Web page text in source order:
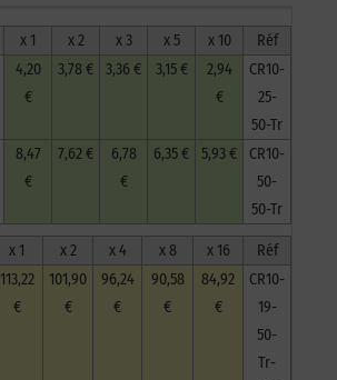
x 1 x 2 x 3 x 5 x 10
Réf
4,20
€
3,78 € 3,36 € 3,15 €
2,94
€
CR10-
25-
50-Tr
8,47
€
7,62 €
6,78
€
6,35 € 5,93 €
CR10-
50-
50-Tr
x 1 x 2 x 4 x 8 x 16
Réf
113,22
€
101,90
€
96,24
€
90,58
€
84,92
€
CR10-
19-
50-
Tr-